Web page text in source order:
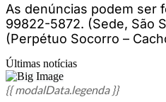
As denúncias podem ser
99822-5872. (Sede, São
(Perpétuo Socorro –
Últimas notícias
{{ modalData.legenda }}